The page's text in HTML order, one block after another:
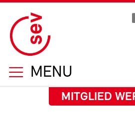
MENU
MITGLIED